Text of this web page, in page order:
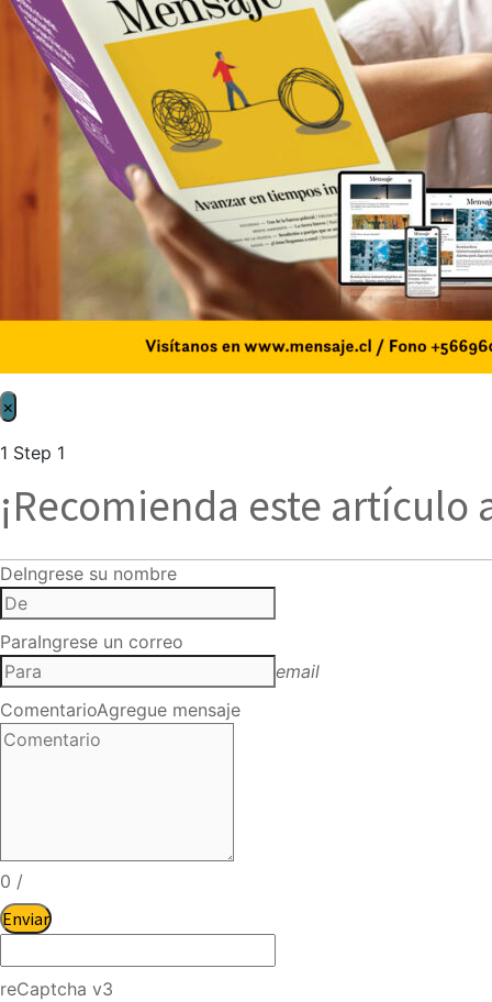
×
1 Step 1
¡Recomienda este artículo
DeIngrese su nombre
ParaIngrese un correo
email
ComentarioAgregue mensaje
0 /
Enviar
reCaptcha v3